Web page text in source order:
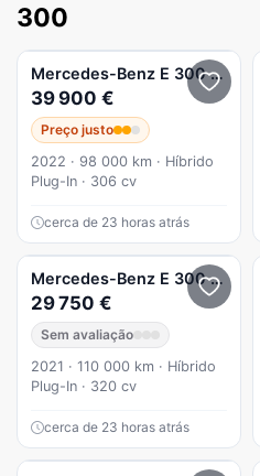
300
Mercedes-Benz E 300 de
39 900 €
Preço justo
2022 · 98 000 km · Híbrido
Plug-In · 306 cv
cerca de 23 horas atrás
Mercedes-Benz E 300 e
29 750 €
Sem avaliação
2021 · 110 000 km · Híbrido
Plug-In · 320 cv
cerca de 23 horas atrás